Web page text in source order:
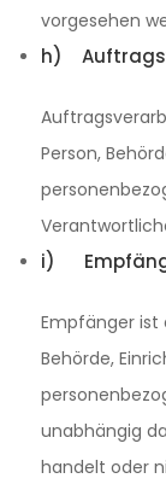
vorgesehen
h)
Person,
i)
Empfänger ist
Behörde,
unabhängig
handelt oder